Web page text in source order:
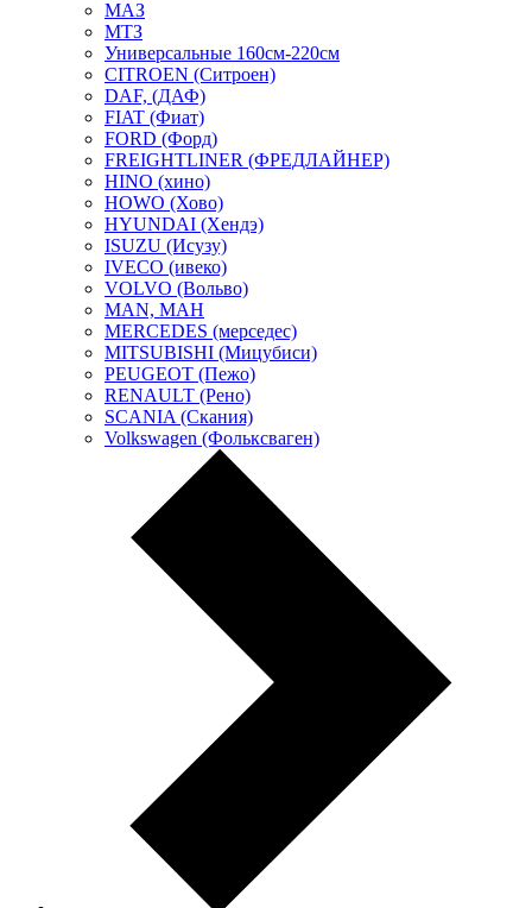
МАЗ
МТЗ
Универсальные 160см-220см
CITROEN (Ситроен)
DAF, (ДАФ)
FIAT (Фиат)
FORD (Форд)
FREIGHTLINER (ФРЕДЛАЙНЕР)
HINO (хино)
HOWO (Хово)
HYUNDAI (Хендэ)
ISUZU (Исузу)
IVECO (ивеко)
VOLVO (Вольво)
MAN, МАН
MERCEDES (мерседес)
MITSUBISHI (Мицубиси)
PEUGEOT (Пежо)
RENAULT (Рено)
SCANIA (Скания)
Volkswagen (Фольксваген)